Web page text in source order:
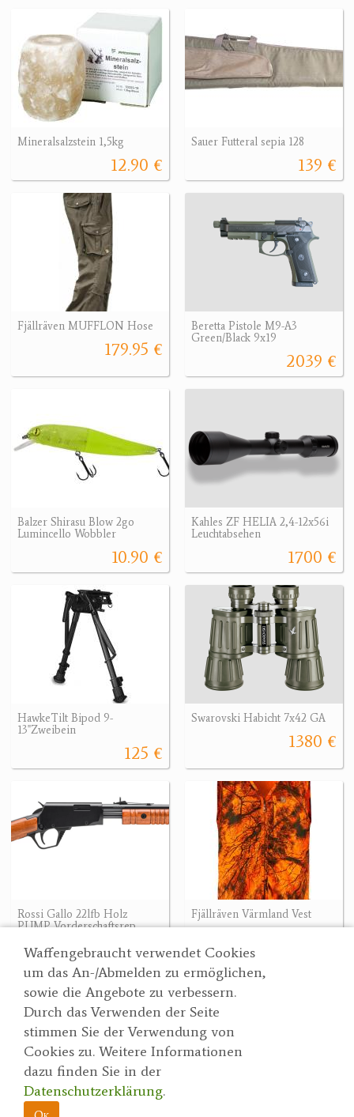
Waffengebraucht verwendet Cookies
um das An-/Abmelden zu ermöglichen,
sowie die Angebote zu verbessern.
Durch das Verwenden der Seite
stimmen Sie der Verwendung von
Cookies zu. Weitere Informationen
dazu finden Sie in der
Datenschutzerklärung.
Mineralsalzstein 1,5kg
12.90 €
Sauer Futteral sepia 128
139 €
Fjällräven MUFFLON Hose
179.95 €
Beretta Pistole M9-A3
Green/Black 9x19
2039 €
Balzer Shirasu Blow 2go
Lumincello Wobbler
10.90 €
Kahles ZF HELIA 2,4-12x56i
Leuchtabsehen
1700 €
HawkeTilt Bipod 9-
13"Zweibein
125 €
Swarovski Habicht 7x42 GA
1380 €
Rossi Gallo 22lfb Holz
PUMP Vorderschaftsrep.
521.10 €
521.10 €
Fjällräven Värmland Vest
66.43 €
Suche
Partner
AGBs
Datenschutzerklärung
Impressum
Wertgarner 1820
Jagd & SporthandelsgmbH
Dr. Karl-Renner-Straße 48